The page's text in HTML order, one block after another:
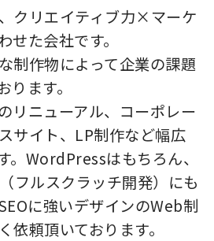
クリエイティブ力×マーケ
せた会社です。
制作物によって企業の課題
ます。
リニューアル、コーポレー
サイト、LP制作など幅広
。WordPressはもちろん、
フルスクラッチ開発）にも
に強いデザインのWeb制
依頼頂いております。